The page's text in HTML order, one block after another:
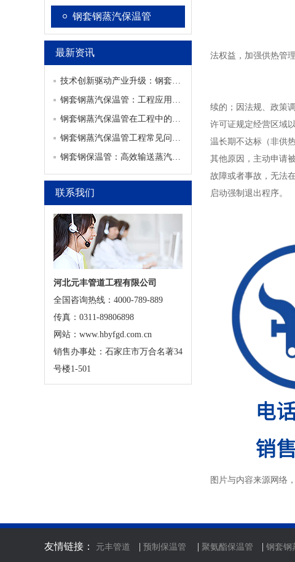
钢套钢蒸汽保温管
最新资讯
技术创新驱动产业升级：钢套钢蒸汽保温管行业迎来发展新机遇
钢套钢蒸汽保温管：工程应用范围及常见问题解决方案
钢套钢蒸汽保温管在工程中的应用及常见问题解析
钢套钢蒸汽保温管工程常见问题及处理方案
钢套钢保温管：高效输送蒸汽的理想选择
联系我们
河北元丰管道工程有限公司
全国咨询热线：4000-789-889
传真：0311-89806898
网站：www.hbyfgd.com.cn
销售办事处：石家庄市万合名著34
号楼1-501
法权益，加强供热管
续的；因法规、政策
许可证规定经营区域
温长期不达标（非供
其他原因，主动申请
故障或者事故，无法
启动强制退出程序。
图片与内容来源网络
友情链接： 元丰管道 | 预制保温管 | 聚氨酯保温管 | 钢套钢